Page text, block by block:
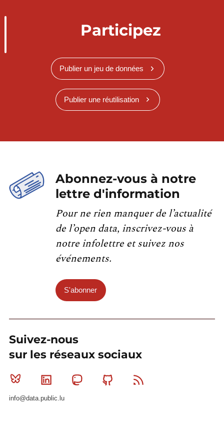
Participez
Publier un jeu de données
Publier une réutilisation
Abonnez-vous à notre
lettre d'information
Pour ne rien manquer de l’actualité
de l’open data, inscrivez-vous à
notre infolettre et suivez nos
événements.
S'abonner
Suivez-nous
sur les réseaux sociaux
Bluesky Linkedin MastodonGithub
info@data.public.lu